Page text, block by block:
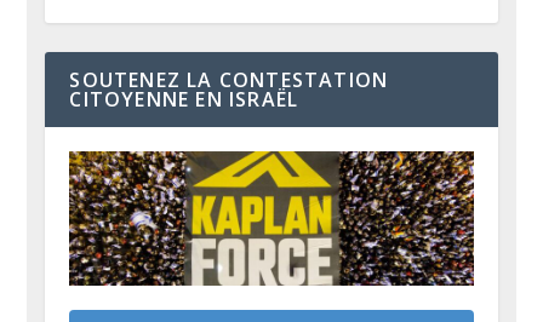
SOUTENEZ LA CONTESTATION
CITOYENNE EN ISRAËL